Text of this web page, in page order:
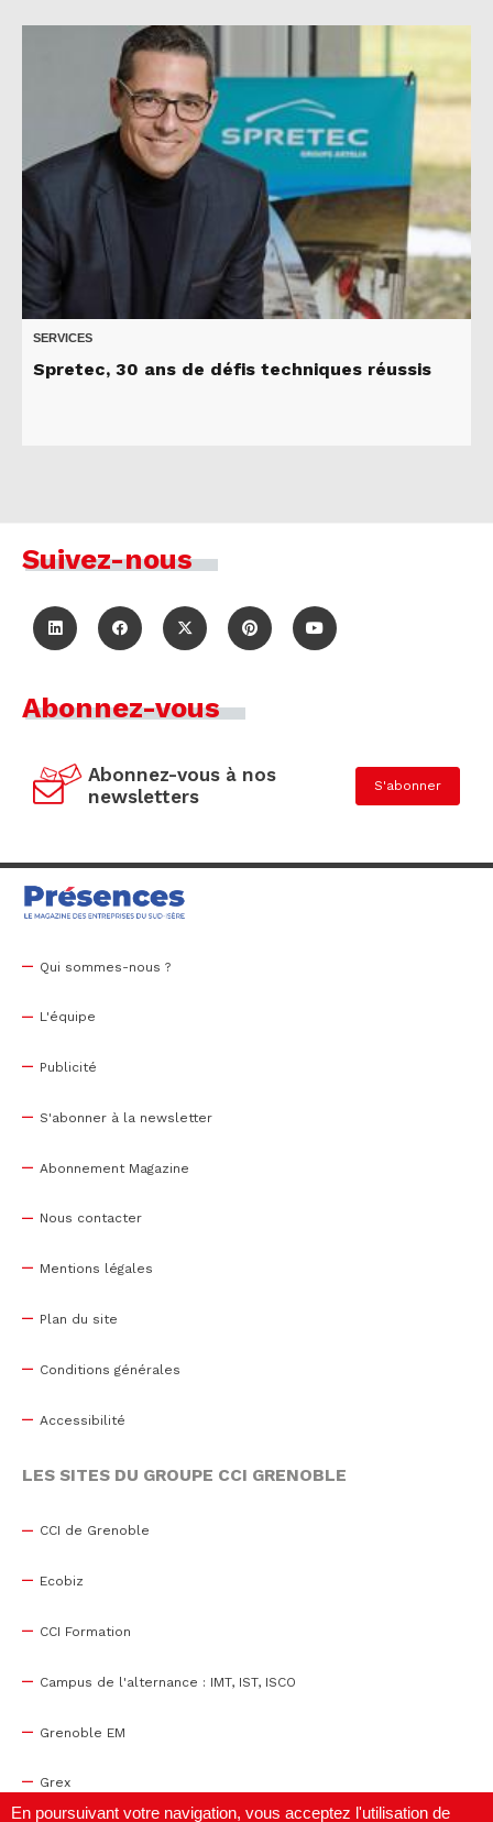
SERVICES
Spretec, 30 ans de défis techniques réussis
Suivez-nous
Abonnez-vous
Abonnez-vous à nos
newsletters
S'abonner
Qui sommes-nous ?
L'équipe
Publicité
S'abonner à la newsletter
Abonnement Magazine
Nous contacter
Mentions légales
Plan du site
Conditions générales
Accessibilité
LES SITES DU GROUPE CCI GRENOBLE
CCI de Grenoble
Ecobiz
CCI Formation
Campus de l'alternance : IMT, IST, ISCO
Grenoble EM
Grex
En poursuivant votre navigation, vous acceptez l'utilisation de